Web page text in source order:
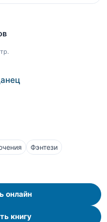
Фэнтези
онлайн
книгу